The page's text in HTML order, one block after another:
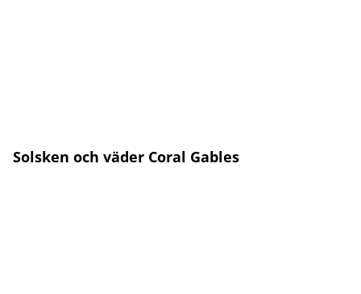
Solsken och väder Coral Gables